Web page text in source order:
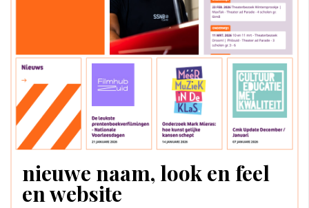
nieuwe naam, look en feel
en website